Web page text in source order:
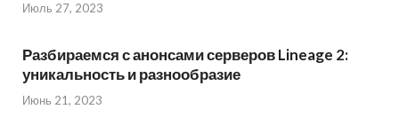
Июль 27, 2023
Разбираемся с анонсами серверов Lineage 2:
уникальность и разнообразие
Июнь 21, 2023